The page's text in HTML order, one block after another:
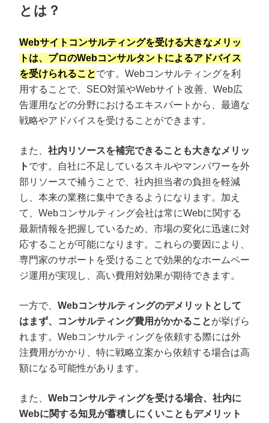
とは？
Webサイトコンサルティングを受ける大きなメリッ
トは、プロのWebコンサルタントによるアドバイス
を受けられることです。Webコンサルティングを利
用することで、SEO対策やWebサイト改善、Web広
告運用などの分野におけるエキスパートから、最適な
戦略やアドバイスを受けることができます。
また、 社内リソースを補完できることも大きなメリッ
ト です。自社に不足しているスキルやマンパワーを外
部リソースで補うことで、社内担当者の負担を軽減
し、本来の業務に集中できるようになります。加え
て、Webコンサルティング会社は常にWebに関する
最新情報を把握しているため、市場の変化に迅速に対
応することが可能になります。これらの要因により、
専門家のサポートを受けることで効果的なホームペー
ジ運用が実現し、高い費用対効果が期待できます。
一方で、 Webコンサルティングのデメリットとして
はまず、コンサルティング費用がかかることが挙げら
れます。Webコンサルティングを依頼する際には外
注費用がかかり、特に戦略立案から依頼する場合は高
額になる可能性があります。
また、 Webコンサルティングを受ける場合、社内に
Webに関する知見が蓄積しにくいこともデメリット